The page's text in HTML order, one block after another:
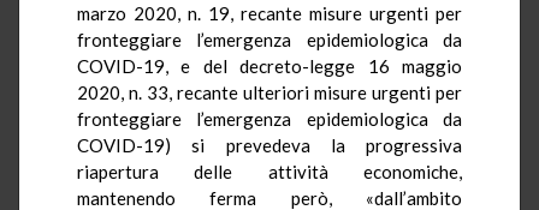
marzo 2020, n. 19, recante misure urgenti per
fronteggiare l’emergenza epidemiologica da
COVID-19, e del decreto-legge 16 maggio
2020, n. 33, recante ulteriori misure urgenti per
fronteggiare l’emergenza epidemiologica da
COVID-19) si prevedeva la progressiva
riapertura delle attività economiche,
mantenendo ferma però, «dall’ambito